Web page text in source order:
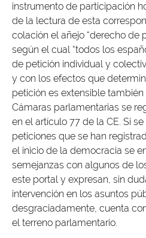
instrumento de participación
de la lectura de esta
colación el añejo “derecho de
según el cual “todos los
de petición individual y
y con los efectos que
petición es extensible
Cámaras parlamentarias se
en el artículo 77 de la CE. Si
peticiones que se han
el inicio de la democracia se
semejanzas con algunos de
este portal y expresan, sin
intervención en los asuntos
desgraciadamente, cuenta
el terreno parlamentario.